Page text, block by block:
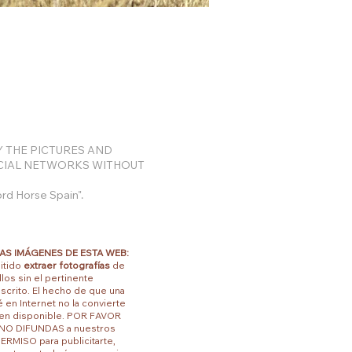
PICTURES AND
NETWORKS WITHOUT
Horse Spain".
IMÁGENES DE ESTA WEB:
extraer fotografías de
sin el pertinente
El hecho de que una
en Internet no la convierte
disponible. POR FAVOR
DIFUNDAS a nuestros
para publicitarte,